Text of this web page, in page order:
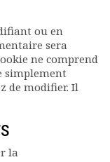
ou en
sera
ne comprend
simplement
de modifier. Il
la